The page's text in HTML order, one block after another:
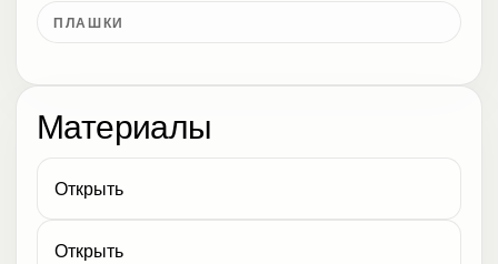
ПЛАШКИ
Материалы
Открыть
Открыть